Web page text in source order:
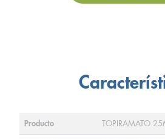
Producto TOPIRAMATO